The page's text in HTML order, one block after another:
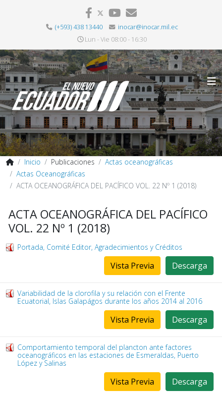
(+593) 438 13440
inocar@inocar.mil.ec
Lun - Vie 08:00 - 16:30
Inicio Publicaciones
Actas oceanográficas
Actas Oceanográficas
ACTA OCEANOGRÁFICA DEL PACÍFICO VOL. 22 Nº 1 (2018)
ACTA OCEANOGRÁFICA DEL PACÍFICO
VOL. 22 Nº 1 (2018)
Portada, Comité Editor, Agradecimientos y Créditos
Descarga
Vista Previa
Variabilidad de la clorofila y su relación con el Frente
Ecuatorial, Islas Galapágos durante los años 2014 al 2016
Descarga
Vista Previa
Comportamiento temporal del plancton ante factores
oceanográficos en las estaciones de Esmeraldas, Puerto
López y Salinas
Descarga
Vista Previa